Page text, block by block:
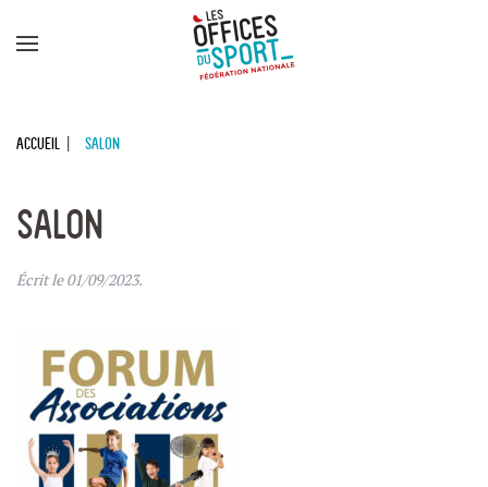
Accueil SALON
SALON
Écrit le01/09/2023.
Panneau de gestion des cookies